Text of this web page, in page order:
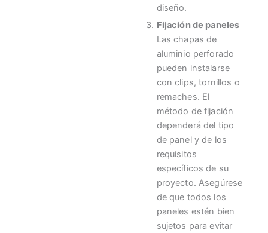
diseño.
Fijación de paneles
Las chapas de
aluminio perforado
pueden instalarse
con clips, tornillos o
remaches. El
método de fijación
dependerá del tipo
de panel y de los
requisitos
específicos de su
proyecto. Asegúrese
de que todos los
paneles estén bien
sujetos para evitar